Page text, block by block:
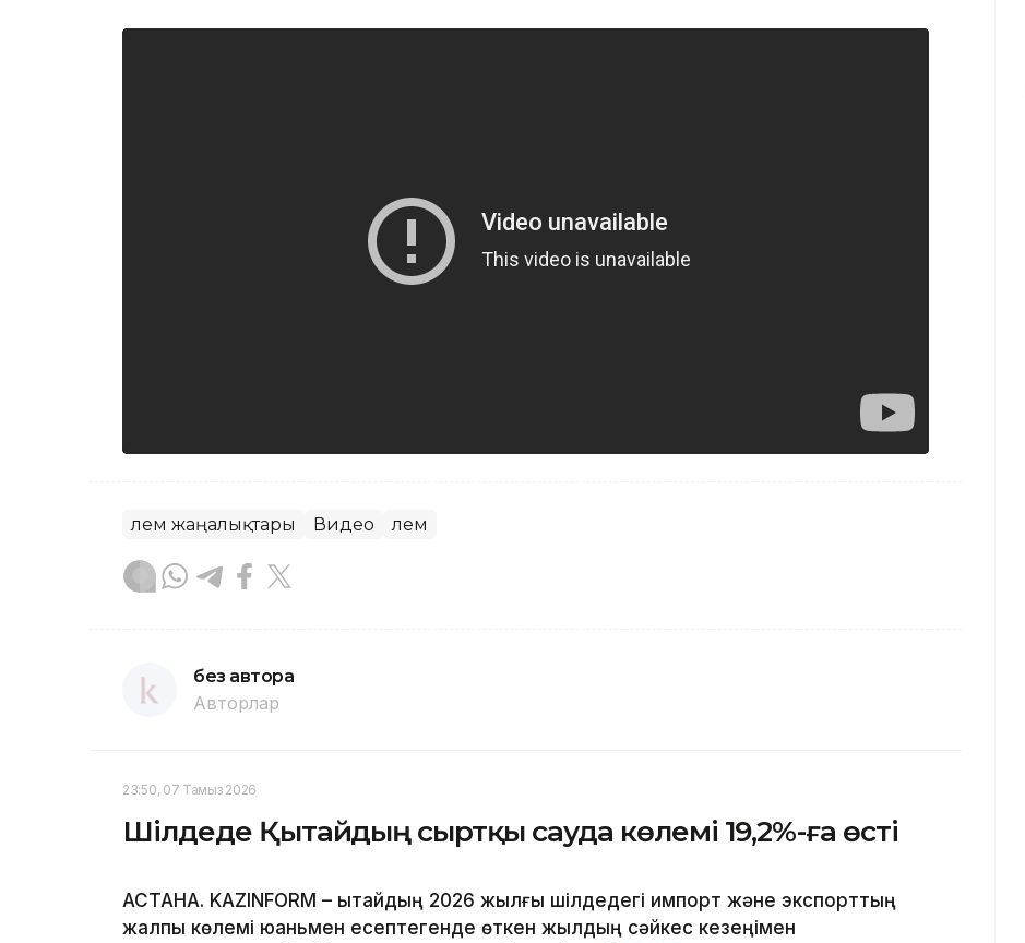
Әлем жаңалықтары Видео Әлем
без автора
Авторлар
23:50, 07 Тамыз 2026
Шілдеде Қытайдың сыртқы сауда көлемі 19,2%-ға өсті
АСТАНА. KAZINFORM – Қытайдың 2026 жылғы шілдедегі импорт және экспорттың
жалпы көлемі юаньмен есептегенде өткен жылдың сәйкес кезеңімен